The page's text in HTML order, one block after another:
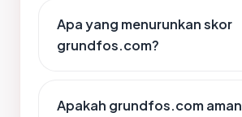
Apa yang menurunkan skor
grundfos.com?
Apakah grundfos.com aman